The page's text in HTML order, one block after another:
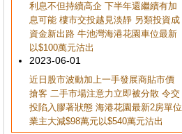
利息不但持續高企 下半年還繼續有加
息可能 樓市交投越見淡靜 另類投資成
資金新出路 牛池灣海港花園車位最新
以$100萬元沽出
2023-06-01
近日股市波動加上一手發展商貼市價
搶客 二手市場注意力立即被分散 令交
投陷入膠著狀態 海港花園最新2房單位
業主大減$98萬元以$540萬元沽出